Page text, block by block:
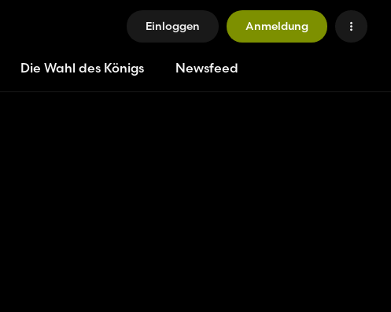
Einloggen Anmeldung
Die Wahl des Königs Newsfeed